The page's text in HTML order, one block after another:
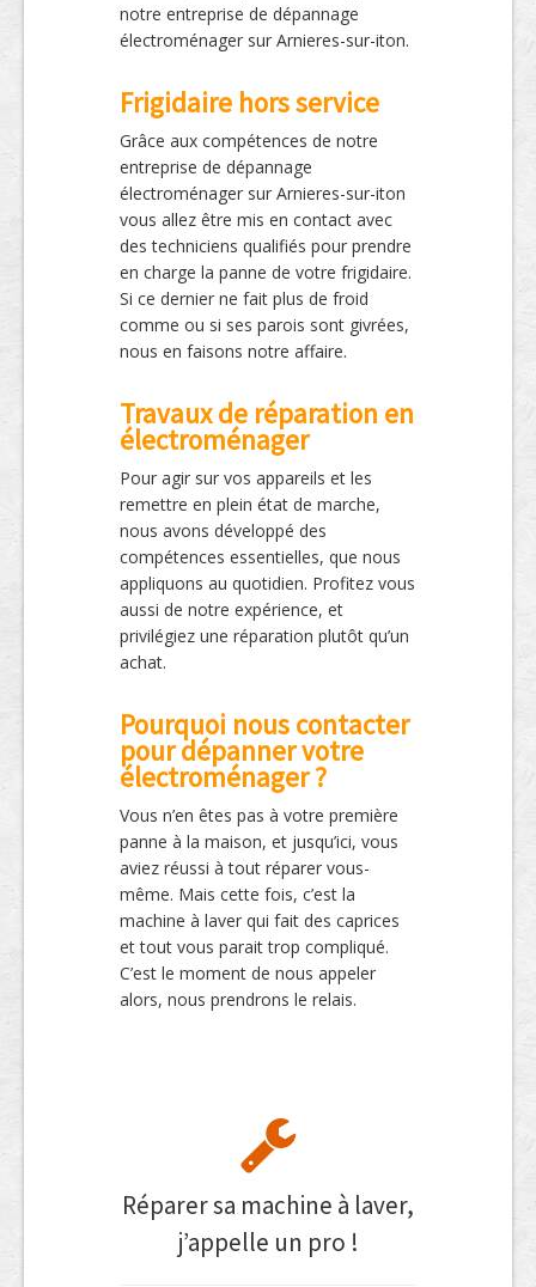
notre entreprise de dépannage
électroménager sur Arnieres-sur-iton.
Frigidaire hors service
Grâce aux compétences de notre
entreprise de dépannage
électroménager sur Arnieres-sur-iton
vous allez être mis en contact avec
des techniciens qualifiés pour prendre
en charge la panne de votre frigidaire.
Si ce dernier ne fait plus de froid
comme ou si ses parois sont givrées,
nous en faisons notre affaire.
Travaux de réparation en
électroménager
Pour agir sur vos appareils et les
remettre en plein état de marche,
nous avons développé des
compétences essentielles, que nous
appliquons au quotidien. Profitez vous
aussi de notre expérience, et
privilégiez une réparation plutôt qu’un
achat.
Pourquoi nous contacter
pour dépanner votre
électroménager ?
Vous n’en êtes pas à votre première
panne à la maison, et jusqu’ici, vous
aviez réussi à tout réparer vous-
même. Mais cette fois, c’est la
machine à laver qui fait des caprices
et tout vous parait trop compliqué.
C’est le moment de nous appeler
alors, nous prendrons le relais.
Réparer sa machine à laver,
j’appelle un pro !